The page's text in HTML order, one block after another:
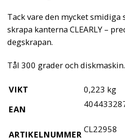
Tack vare den mycket
skrapa kanterna CLEARLY –
degskrapan.
Tål 300 grader och diskmaskin.
VIKT
0,223 kg
EAN
ARTIKELNUMMER CL22958